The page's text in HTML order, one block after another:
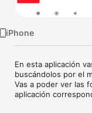
iPhone
En esta aplicación
buscándolos por el
Vas a poder ver las
aplicación